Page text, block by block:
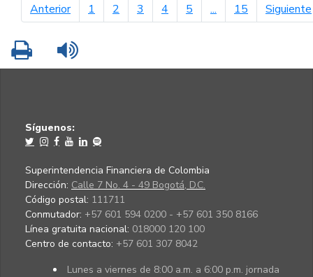
Anteriorpágina anterior
1 2 3 4 5 ... 15 Siguiente
Imprimir
Síguenos:
Superintendencia Financiera de Colombia
Dirección: Calle 7 No. 4 - 49 Bogotá, D.C.
Código postal: 111711
Conmutador: +57 601 594 0200 - +57 601 350 8166
Línea gratuita nacional: 018000 120 100
Centro de contacto: +57 601 307 8042
Lunes a viernes de 8:00 a.m. a 6:00 p.m. jornada